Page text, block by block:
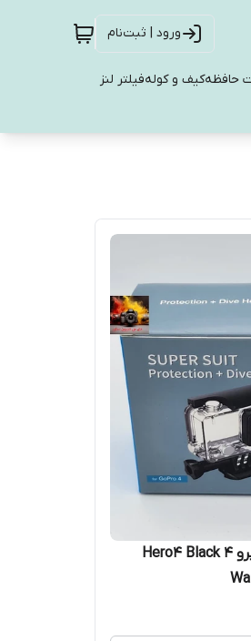
ورود | ثبت‌نام
حافظهکیف و کولهفیلتر لنز
قاب ضدآب گوپرو 4 Hero4 Black